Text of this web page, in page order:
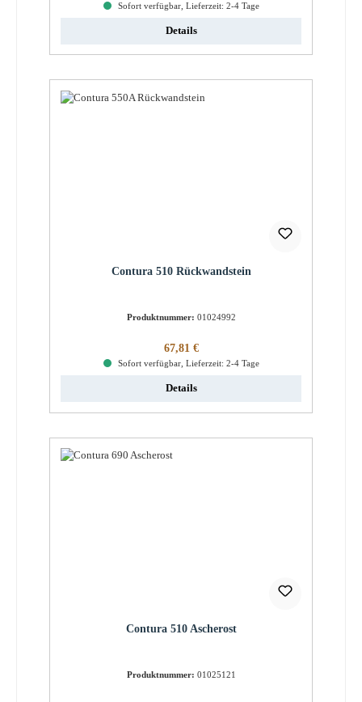
Sofort verfügbar, Lieferzeit: 2-4 Tage
Details
Contura 510 Rückwandstein
Produktnummer: 01024992
Regulärer Preis:
67,81 €
Sofort verfügbar, Lieferzeit: 2-4 Tage
Details
Contura 510 Ascherost
Produktnummer: 01025121